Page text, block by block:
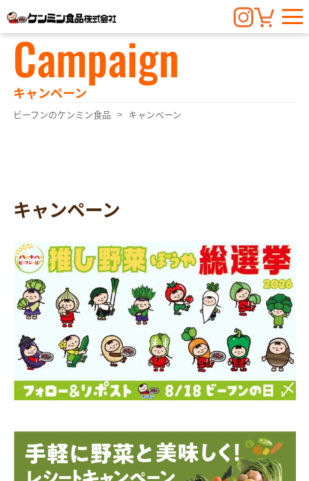
Campaign
キャンペーン
ビーフンのケンミン食品 キャンペーン
キャンペーン